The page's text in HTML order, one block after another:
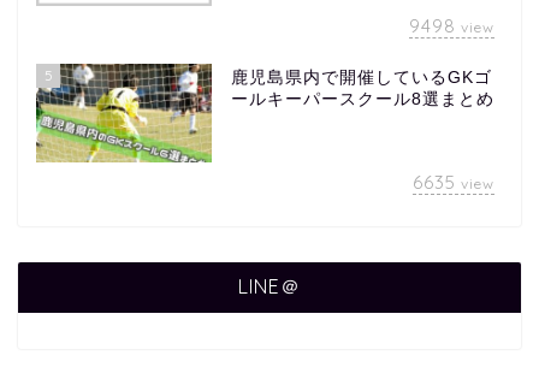
9498 view
5
鹿児島県内で開催しているGKゴ
ールキーパースクール8選まとめ
6635 view
LINE＠